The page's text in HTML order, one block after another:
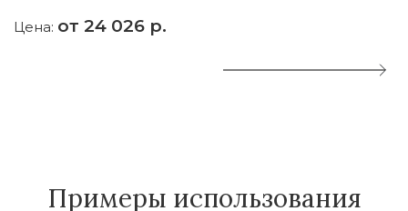
Цена: от 24 026 р.
Примеры использования